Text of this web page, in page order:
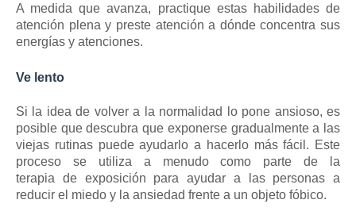
A medida que avanza, practique estas habilidades de
atención plena y preste atención a dónde concentra sus
energías y atenciones.
Ve lento
Si la idea de volver a la normalidad lo pone ansioso, es
posible que descubra que exponerse gradualmente a las
viejas rutinas puede ayudarlo a hacerlo más fácil. Este
proceso se utiliza a menudo como parte de
la
terapia de exposición para ayudar a las personas a
reducir el miedo y la ansiedad frente a un objeto fóbico.